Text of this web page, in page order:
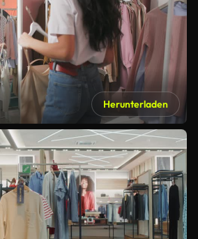
Herunterladen